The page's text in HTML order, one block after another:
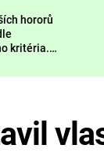
hororů
kritéria.
tep?